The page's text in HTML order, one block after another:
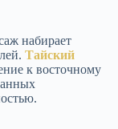
набирает
Тайский
к восточному